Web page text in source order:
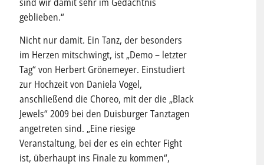
geblieben.“
Nicht nur damit. Ein Tanz, der besonders
im Herzen mitschwingt, ist „Demo – letzter
Tag“ von Herbert Grönemeyer. Einstudiert
zur Hochzeit von Daniela Vogel,
anschließend die Choreo, mit der die „Black
Jewels“ 2009 bei den Duisburger Tanztagen
angetreten sind. „Eine riesige
Veranstaltung, bei der es ein echter Fight
ist, überhaupt ins Finale zu kommen“,